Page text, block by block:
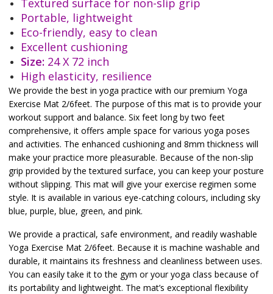
Textured surface for non-slip grip
Portable, lightweight
Eco-friendly, easy to clean
Excellent cushioning
Size:24 X 72 inch
High elasticity, resilience
We provide the best in yoga practice with our premium Yoga
Exercise Mat 2/6feet. The purpose of this mat is to provide your
workout support and balance. Six feet long by two feet
comprehensive, it offers ample space for various yoga poses
and activities. The enhanced cushioning and 8mm thickness will
make your practice more pleasurable. Because of the non-slip
grip provided by the textured surface, you can keep your posture
without slipping. This mat will give your exercise regimen some
style. It is available in various eye-catching colours, including sky
blue, purple, blue, green, and pink.
We provide a practical, safe environment, and readily washable
Yoga Exercise Mat 2/6feet. Because it is machine washable and
durable, it maintains its freshness and cleanliness between uses.
You can easily take it to the gym or your yoga class because of
its portability and lightweight. The mat’s exceptional flexibility